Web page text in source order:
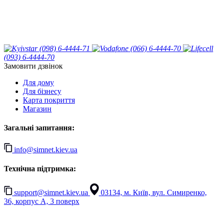
(098) 6-4444-71
(066) 6-4444-70
(093) 6-4444-70
Замовити дзвінок
Для дому
Для бізнесу
Карта покриття
Магазин
Загальні запитання:
info@simnet.kiev.ua
Технічна підтримка:
support@simnet.kiev.ua
03134, м. Київ, вул. Симиренко,
36, корпус А, 3 поверх